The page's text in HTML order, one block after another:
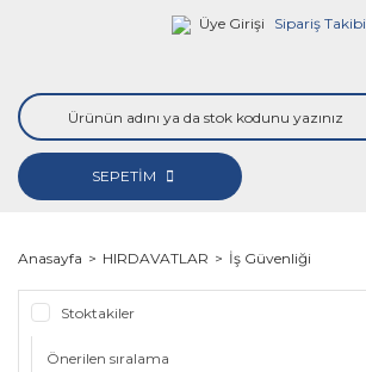
Üye Girişi Sipariş Takibi
SEPETİM
Anasayfa HIRDAVATLAR İş Güvenliği
Stoktakiler